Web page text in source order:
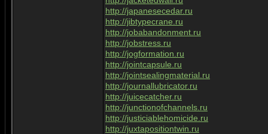
http://japanesecedar.ru
http://jibtypecrane.ru
http://jobabandonment.ru
http://jobstress.ru
http://jogformation.ru
http://jointcapsule.ru
http://jointsealingmaterial.ru
http://journallubricator.ru
http://juicecatcher.ru
http://junctionofchannels.ru
http://justiciablehomicide.ru
http://juxtapositiontwin.ru